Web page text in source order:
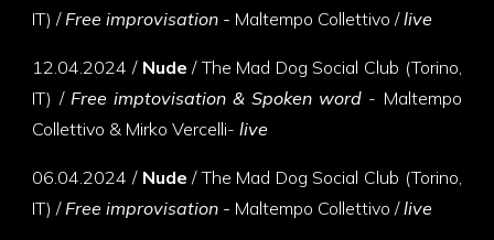
IT) /Free improvisation - Maltempo Collettivo /live
12.04.2024 / Nude / The Mad Dog Social Club (Torino,
IT) / Free imptovisation & Spoken word - Maltempo
Collettivo & Mirko Vercelli-live
06.04.2024 / Nude / The Mad Dog Social Club (Torino,
IT) /Free improvisation - Maltempo Collettivo /live